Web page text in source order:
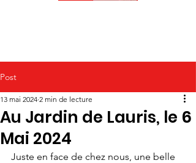
Post
Au Jardin de Lauris, le 6
Mai 2024
13 mai 2024 2 min de lecture
Juste en face de chez nous, une belle